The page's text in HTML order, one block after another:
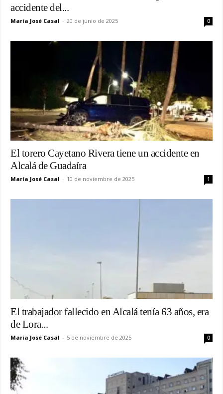
accidente del...
María José Casal - 20 de junio de 2025 0
El torero Cayetano Rivera tiene un accidente en
Alcalá de Guadaíra
María José Casal - 10 de noviembre de 2025 1
El trabajador fallecido en Alcalá tenía 63 años, era
de Lora...
María José Casal - 5 de noviembre de 2025 0